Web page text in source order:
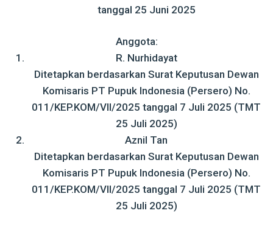
tanggal 25 Juni 2025
Anggota:
R. Nurhidayat
Ditetapkan berdasarkan Surat Keputusan Dewan
Komisaris PT Pupuk Indonesia (Persero) No.
011/KEP.KOM/VII/2025 tanggal 7 Juli 2025 (TMT
25 Juli 2025)
Aznil Tan
Ditetapkan berdasarkan Surat Keputusan Dewan
Komisaris PT Pupuk Indonesia (Persero) No.
011/KEP.KOM/VII/2025 tanggal 7 Juli 2025 (TMT
25 Juli 2025)